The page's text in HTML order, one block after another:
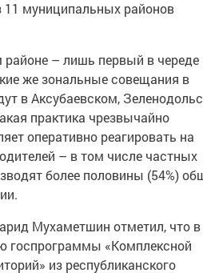
11 муниципальных районов
– лишь первый в череде
же зональные совещания в
в Аксубаевском,
практика чрезвычайно
оперативно реагировать на
– в том числе частных
более половины (54%)
Мухаметшин отметил, что в
госпрограммы «Комплексной
из республиканского